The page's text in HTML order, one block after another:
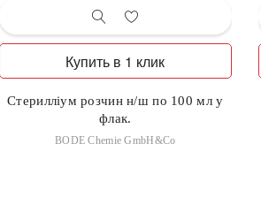
Купить в 1 клик
Стерилліум розчин н/ш по 100 мл у
флак.
BODE Chemie GmbH&Co